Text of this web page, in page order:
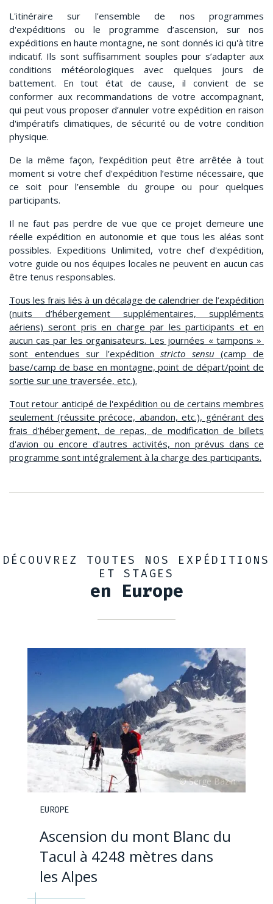
L'itinéraire sur l'ensemble de nos programmes
d'expéditions ou le programme d’ascension, sur nos
expéditions en haute montagne, ne sont donnés ici qu'à titre
indicatif. Ils sont suffisamment souples pour s’adapter aux
conditions météorologiques avec quelques jours de
battement. En tout état de cause, il convient de se
conformer aux recommandations de votre accompagnant,
qui peut vous proposer d’annuler votre expédition en raison
d'impératifs climatiques, de sécurité ou de votre condition
physique.
De la même façon, l’expédition peut être arrêtée à tout
moment si votre chef d'expédition l’estime nécessaire, que
ce soit pour l’ensemble du groupe ou pour quelques
participants.
Il ne faut pas perdre de vue que ce projet demeure une
réelle expédition en autonomie et que tous les aléas sont
possibles. Expeditions Unlimited, votre chef d'expédition,
votre guide ou nos équipes locales ne peuvent en aucun cas
être tenus responsables.
Tous les frais liés à un décalage de calendrier de l’expédition
(nuits d’hébergement supplémentaires, suppléments
aériens) seront pris en charge par les participants et en
aucun cas par les organisateurs. Les journées « tampons »
sont entendues sur l’expéditionstricto sensu (camp de
base/camp de base en montagne, point de départ/point de
sortie sur une traversée, etc.).
Tout retour anticipé de l'expédition ou de certains membres
seulement (réussite précoce, abandon, etc.), générant des
frais d’hébergement, de repas, de modification de billets
d'avion ou encore d'autres activités, non prévus dans ce
programme sont intégralement à la charge des participants.
DÉCOUVREZ TOUTES NOS EXPÉDITIONS
ET STAGES
en Europe
EUROPE
Ascension du mont Blanc du
Tacul à 4248 mètres dans
les Alpes